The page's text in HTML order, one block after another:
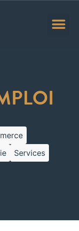
Services